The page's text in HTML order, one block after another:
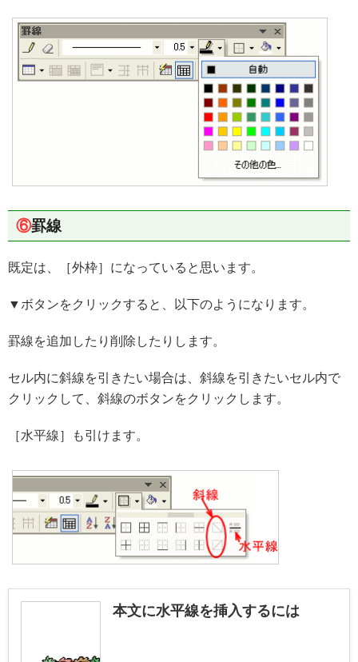
⑥罫線
既定は、［外枠］になっていると思います。
▼ボタンをクリックすると、以下のようになります。
罫線を追加したり削除したりします。
セル内に斜線を引きたい場合は、斜線を引きたいセル内で
クリックして、斜線のボタンをクリックします。
［水平線］も引けます。
本文に水平線を挿入するには